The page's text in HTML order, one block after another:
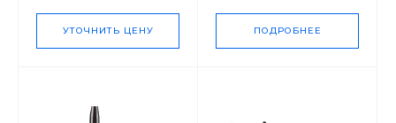
УТОЧНИТЬ ЦЕНУ ПОДРОБНЕЕ